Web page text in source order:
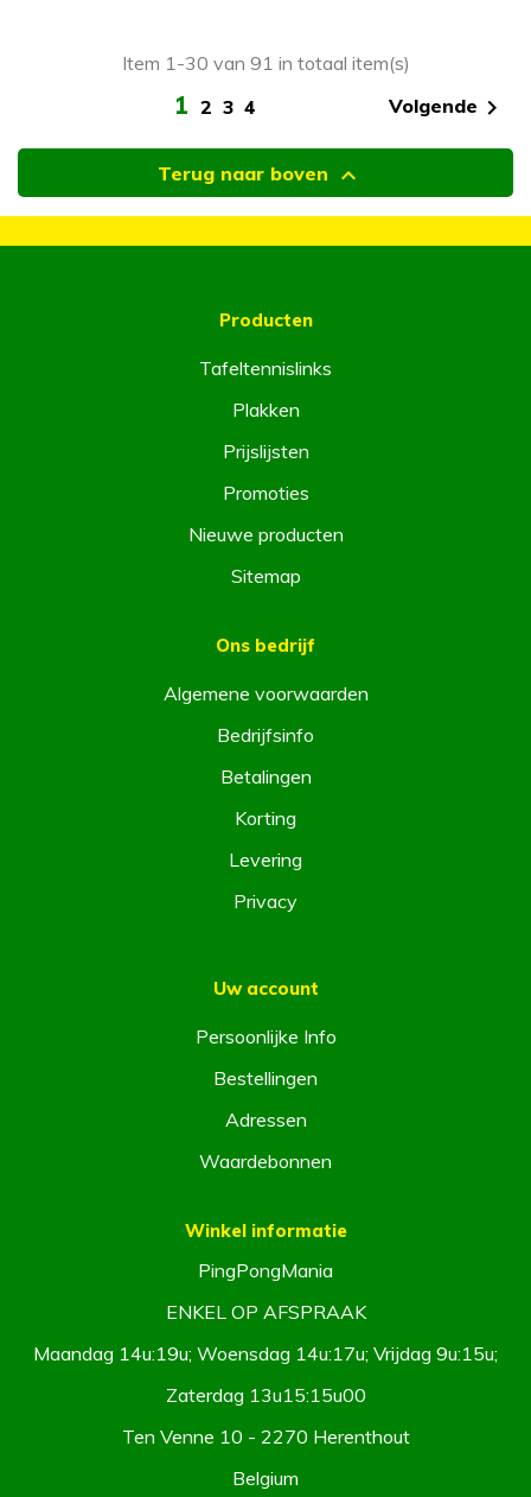
Item 1-30 van 91 in totaal item(s)
1 2 3 4 Volgende 
Terug naar boven 
Producten
Tafeltennislinks
Plakken
Prijslijsten
Promoties
Nieuwe producten
Sitemap
Ons bedrijf
Algemene voorwaarden
Bedrijfsinfo
Betalingen
Korting
Levering
Privacy
Uw account
Persoonlijke Info
Bestellingen
Adressen
Waardebonnen
Winkel informatie
PingPongMania
ENKEL OP AFSPRAAK
Maandag 14u:19u; Woensdag 14u:17u; Vrijdag 9u:15u;
Zaterdag 13u15:15u00
Ten Venne 10 - 2270 Herenthout
Belgium